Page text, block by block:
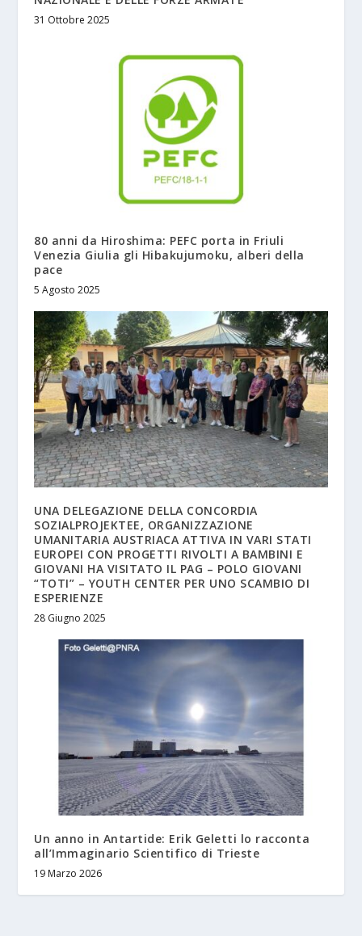
31 Ottobre 2025
80 anni da Hiroshima: PEFC porta in Friuli
Venezia Giulia gli Hibakujumoku, alberi della
pace
5 Agosto 2025
UNA DELEGAZIONE DELLA CONCORDIA
SOZIALPROJEKTEE, ORGANIZZAZIONE
UMANITARIA AUSTRIACA ATTIVA IN VARI STATI
EUROPEI CON PROGETTI RIVOLTI A BAMBINI E
GIOVANI HA VISITATO IL PAG – POLO GIOVANI
“TOTI” – YOUTH CENTER PER UNO SCAMBIO DI
ESPERIENZE
28 Giugno 2025
Un anno in Antartide: Erik Geletti lo racconta
all’Immaginario Scientifico di Trieste
19 Marzo 2026